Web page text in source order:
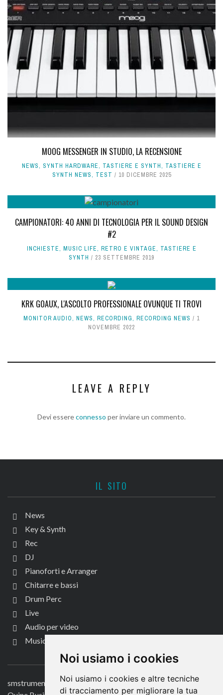
Noi usiamo i cookies
Noi usiamo i cookies e altre tecniche
di tracciamento per migliorare la tua
MOOG MESSENGER IN STUDIO, LA RECENSIONE
NEWS, SYNTH HARDWARE, TASTIERE E SYNTH, TASTIERE E
SYNTH NEWS, TEST 10 DICEMBRE 2025
CAMPIONATORI: 40 ANNI DI TECNOLOGIA PER IL SOUND DESIGN
#2
INCHIESTE, MUSIC LIFE, RETRO E VINTAGE, TASTIERE E
SYNTH
23 SETTEMBRE 2019
KRK GOAUX, L'ASCOLTO PROFESSIONALE OVUNQUE TI TROVI
MONITOR AUDIO, NEWS, RECORDING, RECORDING NEWS
1
NOVEMBRE 2022
LEAVE A REPLY
Devi essereconnesso per inviare un commento.
IL SITO
News
Key & Synth
Rec
DJ
Pianoforti e Arranger
Chitarre e bassi
Drum Perc
Live
Audio per video
Music Life
CONTATTACI
smstrumentimusicali.it